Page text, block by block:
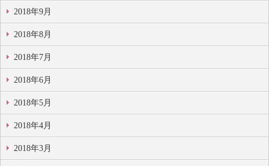
2018年9月
2018年8月
2018年7月
2018年6月
2018年5月
2018年4月
2018年3月